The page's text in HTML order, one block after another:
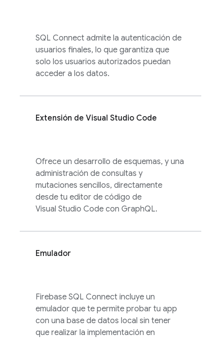
SQL Connect admite la autenticación de
usuarios finales, lo que garantiza que
solo los usuarios autorizados puedan
acceder a los datos.
Extensión de Visual Studio Code
Ofrece un desarrollo de esquemas, y una
administración de consultas y
mutaciones sencillos, directamente
desde tu editor de código de
Visual Studio Code con GraphQL.
Emulador
Firebase SQL Connect incluye un
emulador que te permite probar tu app
con una base de datos local sin tener
que realizar la implementación en